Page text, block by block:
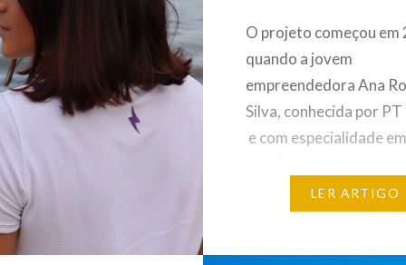
O projeto começou em
quando a jovem
empreendedora Ana
Silva, conhecida por
e com especialidade em
conta profissional no
na qual disponibiliza
LER ARTIGO